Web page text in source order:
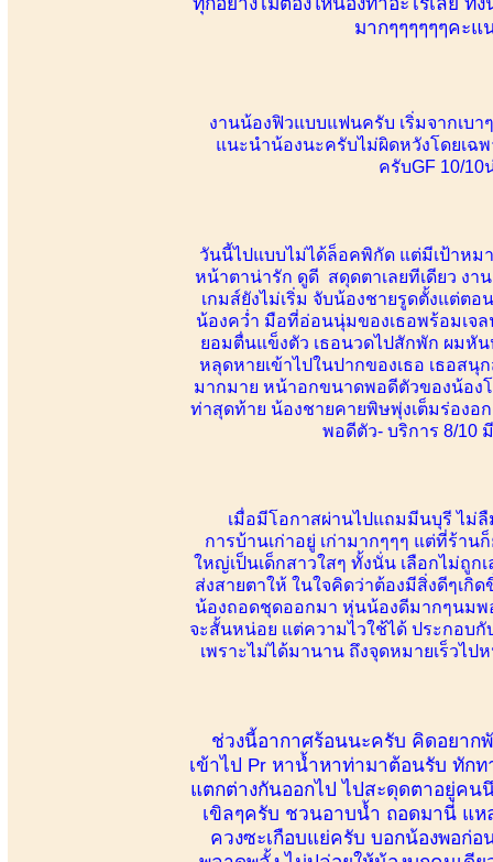
มากๆๆๆๆๆๆคะแ
งานน้องฟิวแบบแฟนครับ เริ่มจากเบ
แนะนำน้องนะครับไม่ผิดหวังโดยเฉ
ครับGF 10/10
วันนี้ไปแบบไม่ได้ล็อคพิกัด แต่มีเป้าหม
หน้าตาน่ารัก ดูดี สดุดตาเลยทีเดียว งา
เกมส์ยังไม่เริ่ม จับน้องชายรูดตั้งแต่ต
น้องคว่ำ มือที่อ่อนนุ่มของเธอพร้อมเจ
ยอมตื่นแข็งตัว เธอนวดไปสักพัก ผมหั
หลุดหายเข้าไปในปากของเธอ เธอส
มากมาย หน้าอกขนาดพอดีตัวของน้อง
ท่าสุดท้าย น้องชายคายพิษพุ่งเต็มร่องอ
พอดีตัว- บริการ 8/10
เมื่อมีโอกาสผ่านไปแถมมีนบุรี ไม่ลื
การบ้านเก่าอยู่ เก่ามากๆๆๆ แต่ที่ร้า
ใหญ่เป็นเด็กสาวใสๆ ทั้งนั่น เลือกไม่ถู
ส่งสายตาให้ ในใจคิดว่าต้องมีสิ่งดีๆเ
น้องถอดชุดออกมา หุ่นน้องดีมากๆนมพ
จะสั้นหน่อย แต่ความไวใช้ได้ ประกอบ
เพราะไม่ได้มานาน ถึงจุดหมายเร็วไ
ช่วงนี้อากาศร้อนนะครับ คิดอยากพั
เข้าไป Pr หาน้ำหาท่ามาต้อนรับ ทักท
แตกต่างกันออกไป ไปสะดุดตาอยู่คน
เขิลๆครับ ชวนอาบน้ำ ถอดมานี่ แ
ควงซะเกือบแย่ครับ บอกน้องพอก่อ